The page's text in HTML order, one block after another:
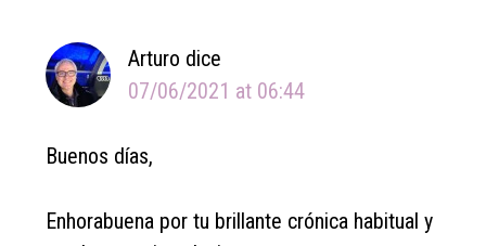
Arturo dice
07/06/2021 at 06:44
Buenos días,
Enhorabuena por tu brillante crónica habitual y